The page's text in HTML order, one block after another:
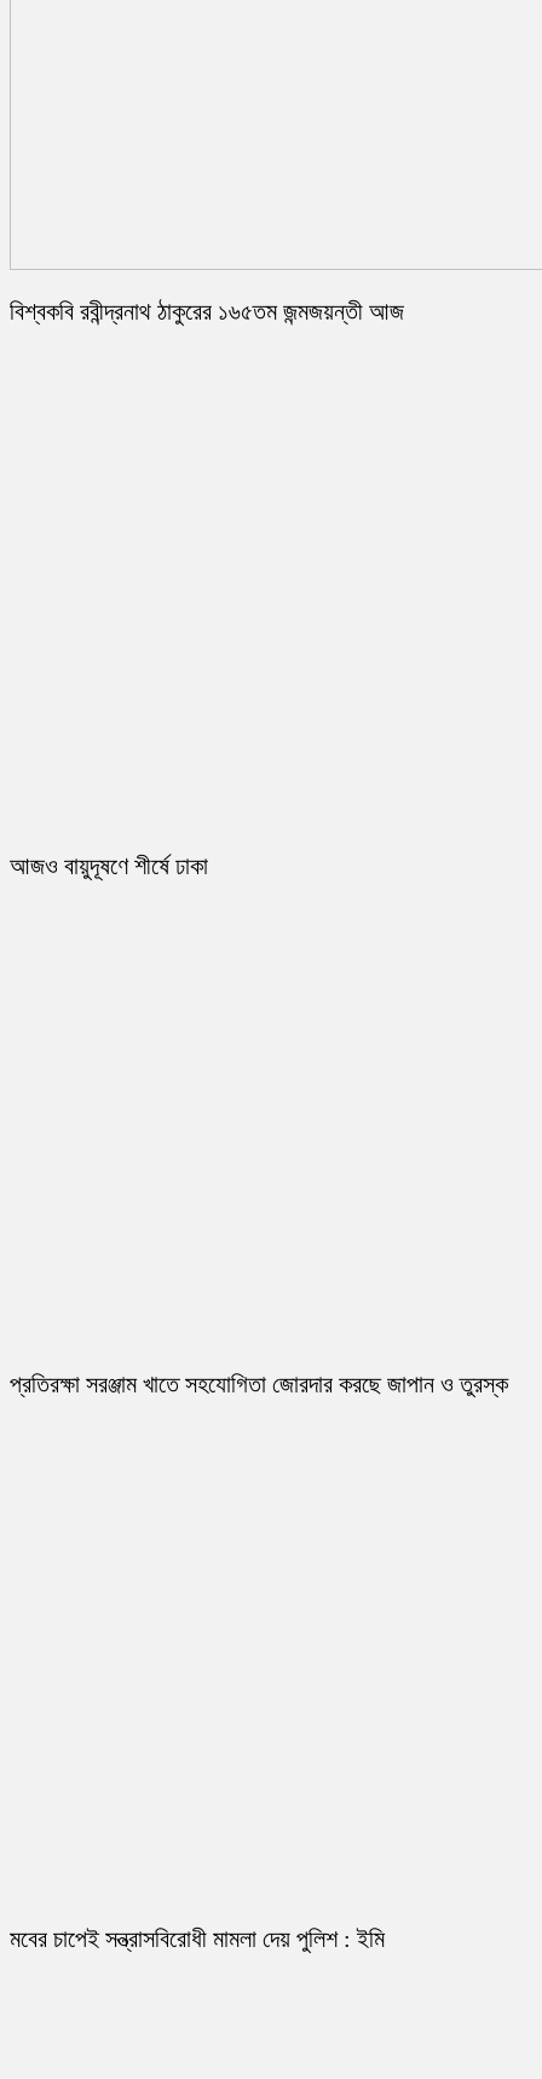
বিশ্বকবি রবীন্দ্রনাথ ঠাকুরের ১৬৫তম জন্মজয়ন্তী আজ
আজও বায়ুদূষণে শীর্ষে ঢাকা
প্রতিরক্ষা সরঞ্জাম খাতে সহযোগিতা জোরদার করছে জাপান ও তুরস্ক
মবের চাপেই সন্ত্রাসবিরোধী মামলা দেয় পুলিশ : ইমি